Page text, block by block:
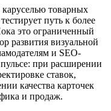
товарных
путь к более
это ограниченный
развития визуальной
и SEO-
при расширении
ставок,
качества карточек
и продаж.